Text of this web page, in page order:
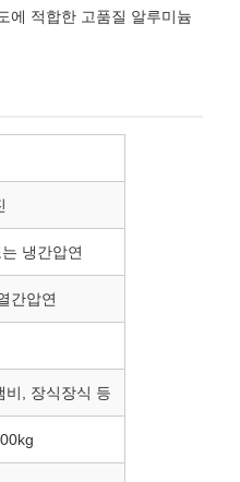
에 적합한 고품질 알루미늄
냉간압연
간압연
비, 장식장식 등